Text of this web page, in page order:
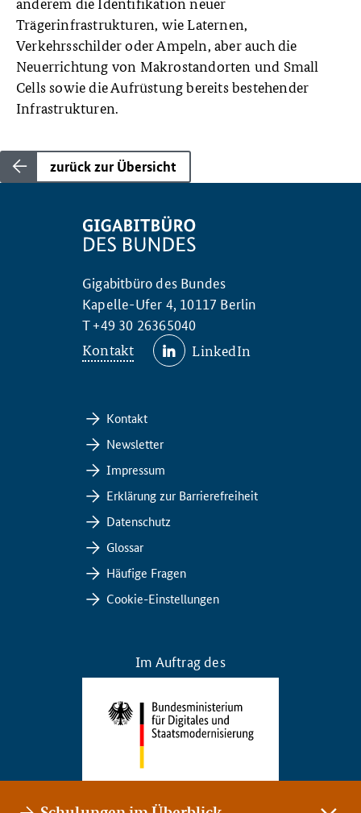
Trägerinfrastrukturen, wie Laternen,
Verkehrsschilder oder Ampeln, aber auch die
Neuerrichtung von Makrostandorten und Small
Cells sowie die Aufrüstung bereits bestehender
Infrastrukturen.
zurück zur Übersicht
Gigabitbüro des Bundes
Kapelle-Ufer 4, 10117 Berlin
T +49 30 26365040
Kontakt LinkedIn
Kontakt
Newsletter
Impressum
Erklärung zur Barrierefreiheit
Datenschutz
Glossar
Häufige Fragen
Cookie-Einstellungen
Im Auftrag des